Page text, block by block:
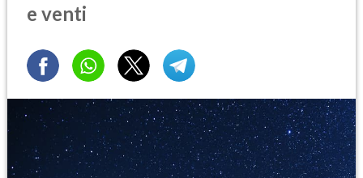
e venti